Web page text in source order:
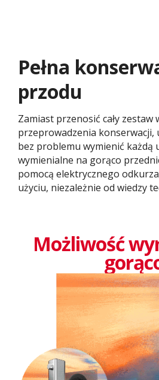
Pełna
przodu
Zamiast przenosić cały zestaw
przeprowadzenia konserwacji,
bez problemu wymienić każdą
wymienialne na gorąco
pomocą elektrycznego
użyciu, niezależnie od wiedzy
Możliwość